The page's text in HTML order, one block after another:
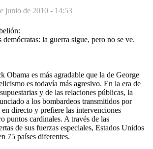
junio de 2010 - 14:53
la guerra sigue, pero no se ve.
Obama es más agradable que la de George
es todavía más agresivo. En la era de
y de las relaciones públicas, la
a los bombardeos transmitidos por
directo y prefiere las intervenciones
puntos cardinales. A través de las
de sus fuerzas especiales, Estados Unidos
75 países diferentes.